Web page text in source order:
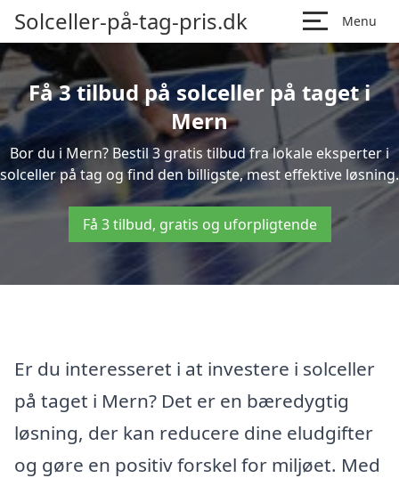
Solceller-på-tag-pris.dk Menu
Få 3 tilbud på solceller på taget i
Mern
Bor du i Mern? Bestil 3 gratis tilbud fra lokale eksperter i
solceller på tag og find den billigste, mest effektive løsning.
Få 3 tilbud, gratis og uforpligtende
Er du interesseret i at investere i solceller
på taget i Mern? Det er en bæredygtig
løsning, der kan reducere dine eludgifter
og gøre en positiv forskel for miljøet. Med